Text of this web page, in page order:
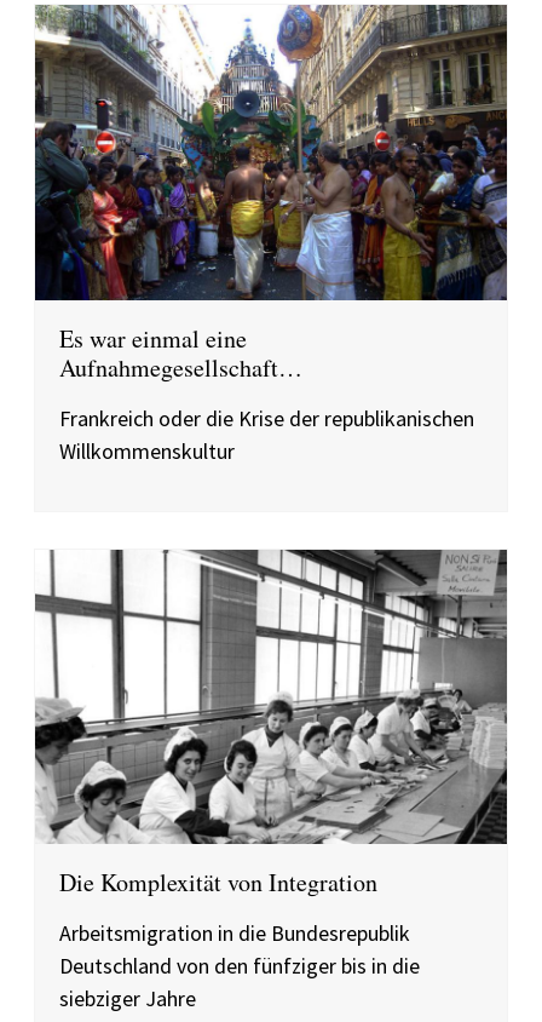
Es war einmal eine
Aufnahmegesellschaft…
Frankreich oder die Krise der republikanischen
Willkommenskultur
Die Komplexität von Integration
Arbeitsmigration in die Bundesrepublik
Deutschland von den fünfziger bis in die
siebziger Jahre